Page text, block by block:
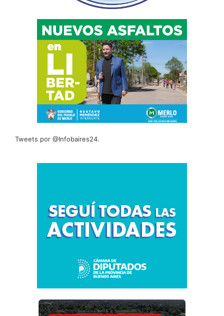
Tweets por @Infobaires24.